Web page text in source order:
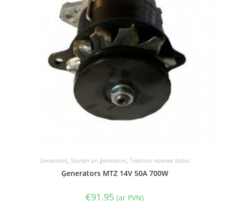
Ģeneratori, Starteri un ģeneratori, Traktoru rezerves daļas
Ģenerators MTZ 14V 50A 700W
€91.95 (ar PVN)